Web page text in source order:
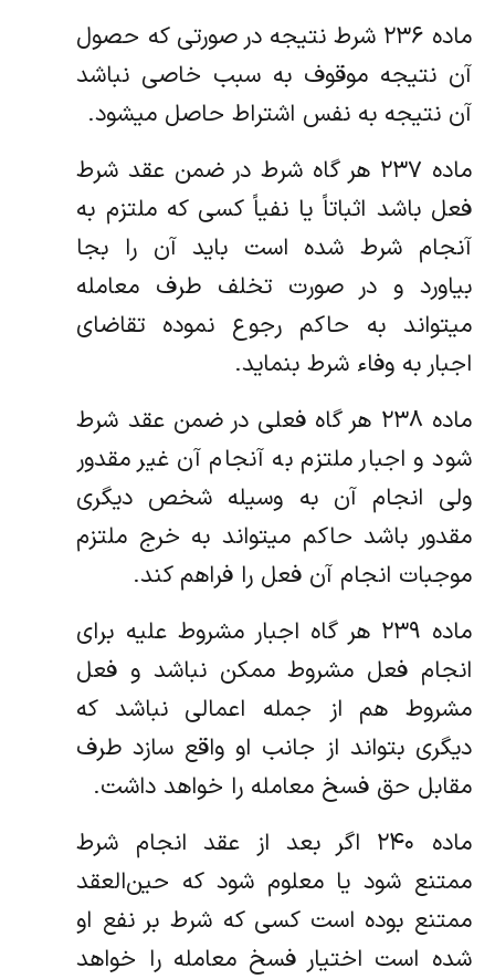
ماده ۲۳۶ شرط نتیجه در صورتی که حصول
آن نتیجه موقوف به سبب خاصی نباشد
آن نتیجه به نفس اشتراط حاصل میشود.
ماده ۲۳۷ هر گاه شرط در ضمن عقد شرط
فعل باشد اثباتاً یا نفیاً کسی که ملتزم به
آنجام شرط شده است باید آن را بجا
بیاورد و در صورت‌ تخلف طرف معامله
میتواند به حاکم رجوع نموده تقاضای
اجبار به وفاء شرط بنماید.
ماده ۲۳۸ هر گاه فعلی در ضمن عقد شرط
شود و اجبار ملتزم به آنجام آن غیر مقدور
ولی انجام آن به وسیله شخص دیگری
مقدور باشد حاکم‌ میتواند به خرج ملتزم
موجبات انجام آن فعل را فراهم کند.
ماده ۲۳۹ هر گاه اجبار مشروط علیه برای
انجام فعل مشروط ممکن نباشد و فعل
مشروط هم از جمله اعمالی نباشد که
دیگری بتواند از جانب او‌ واقع سازد طرف
مقابل حق فسخ معامله را خواهد داشت.
ماده ۲۴۰ اگر بعد از عقد انجام شرط
ممتنع شود یا معلوم شود که حین‌العقد
ممتنع بوده است کسی که شرط بر نفع او
شده است اختیار فسخ‌ معامله را خواهد